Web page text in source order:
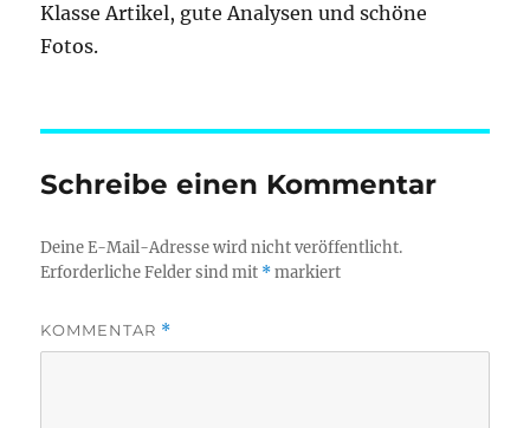
Klasse Artikel, gute Analysen und schöne
Fotos.
Schreibe einen Kommentar
Deine E-Mail-Adresse wird nicht veröffentlicht.
Erforderliche Felder sind mit *markiert
KOMMENTAR *